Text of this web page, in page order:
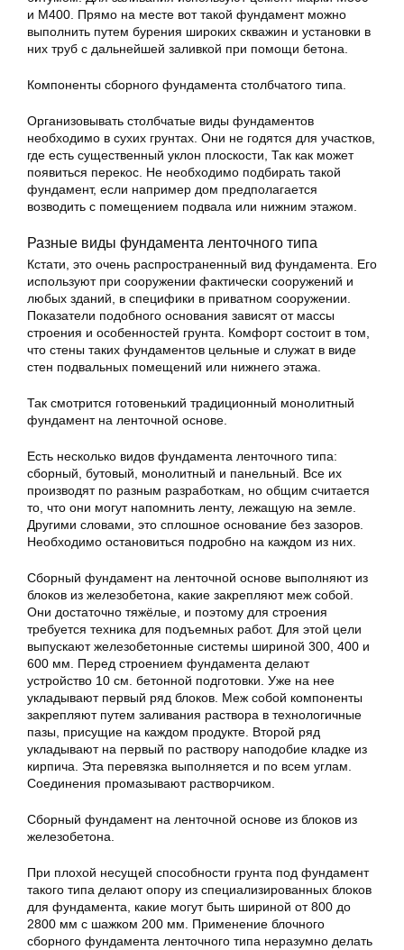
и М400. Прямо на месте вот такой фундаментможно
выполнить путем бурения широких скважин и установки в
них труб с дальнейшей заливкой при помощи бетона.
Компоненты сборного фундамента столбчатого типа.
Организовывать столбчатые виды фундаментов
необходимо в сухих грунтах. Они не годятся для участков,
где есть существенный уклон плоскости, Так как может
появиться перекос. Не необходимо подбирать такой
фундамент, если например дом предполагается
возводить с помещением подвала или нижним этажом.
Разные виды фундамента ленточного типа
Кстати, это очень распространенный вид фундамента. Его
используют при сооружении фактически сооружений и
любых зданий, в специфики в приватном сооружении.
Показатели подобного основания зависят от массы
строения и особенностей грунта. Комфорт состоит в том,
что стены таких фундаментов цельные и служат в виде
стен подвальных помещений или нижнего этажа.
Так смотрится готовенький традиционный монолитный
фундамент на ленточной основе.
Есть несколько видов фундамента ленточного типа:
сборный, бутовый, монолитный и панельный. Все их
производят по разным разработкам, но общим считается
то, что они могут напомнить ленту, лежащую на земле.
Другими словами, это сплошное основание без зазоров.
Необходимо остановиться подробно на каждом из них.
Сборный фундамент на ленточной основе выполняют из
блоков из железобетона, какие закрепляют меж собой.
Они достаточно тяжёлые, и поэтому для строения
требуется техника для подъемных работ. Для этой цели
выпускают железобетонные системы шириной 300, 400 и
600 мм. Перед строением фундамента делают
устройство 10 см. бетонной подготовки. Уже на нее
укладывают первый ряд блоков. Меж собой компоненты
закрепляют путем заливания раствора в технологичные
пазы, присущие на каждом продукте. Второй ряд
укладывают на первый по раствору наподобие кладке из
кирпича. Эта перевязка выполняется и по всем углам.
Соединения промазывают растворчиком.
Сборный фундамент на ленточной основе из блоков из
железобетона.
При плохой несущей способности грунта под фундамент
такого типа делают опору из специализированных блоков
для фундамента, какие могут быть шириной от 800 до
2800 мм с шажком 200 мм. Применение блочного
сборного фундамента ленточного типа неразумно делать